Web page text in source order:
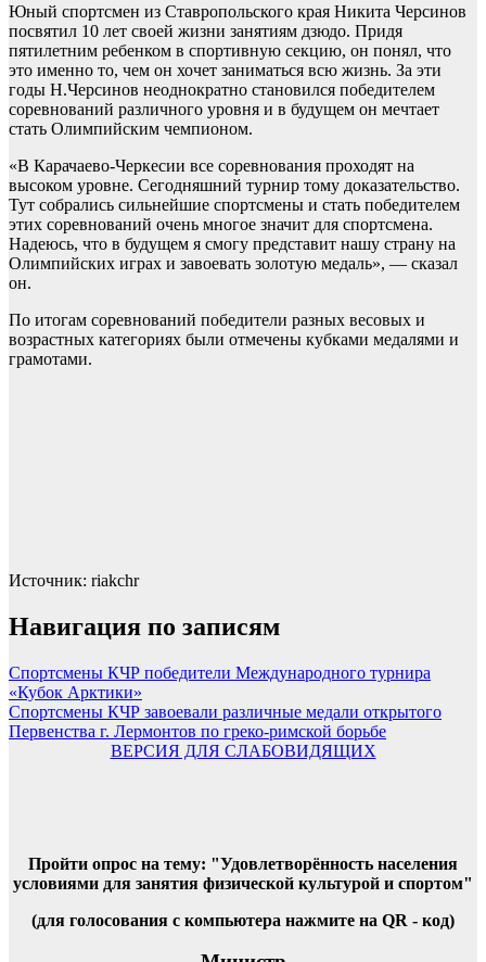
Юный спортсмен из Ставропольского края Никита Черсинов
посвятил 10 лет своей жизни занятиям дзюдо. Придя
пятилетним ребенком в спортивную секцию, он понял, что
это именно то, чем он хочет заниматься всю жизнь. За эти
годы Н.Черсинов неоднократно становился победителем
соревнований различного уровня и в будущем он мечтает
стать Олимпийским чемпионом.
«В Карачаево-Черкесии все соревнования проходят на
высоком уровне. Сегодняшний турнир тому доказательство.
Тут собрались сильнейшие спортсмены и стать победителем
этих соревнований очень многое значит для спортсмена.
Надеюсь, что в будущем я смогу представит нашу страну на
Олимпийских играх и завоевать золотую медаль», — сказал
он.
По итогам соревнований победители разных весовых и
возрастных категориях были отмечены кубками медалями и
грамотами.
Источник: riakchr
Навигация по записям
Спортсмены КЧР победители Международного турнира
«Кубок Арктики»
Спортсмены КЧР завоевали различные медали открытого
Первенства г. Лермонтов по греко-римской борьбе
ВЕРСИЯ ДЛЯ СЛАБОВИДЯЩИХ
Пройти опрос на тему: "Удовлетворённость населения
условиями для занятия физической культурой и спортом"
(для голосования с компьютера нажмите на QR - код)